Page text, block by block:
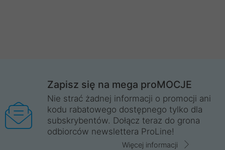
Zapisz się na mega proMOCJE
Nie strać żadnej informacji o promocji ani
kodu rabatowego dostępnego tylko dla
subskrybentów. Dołącz teraz do grona
odbiorców newslettera ProLine!
Więcej informacji